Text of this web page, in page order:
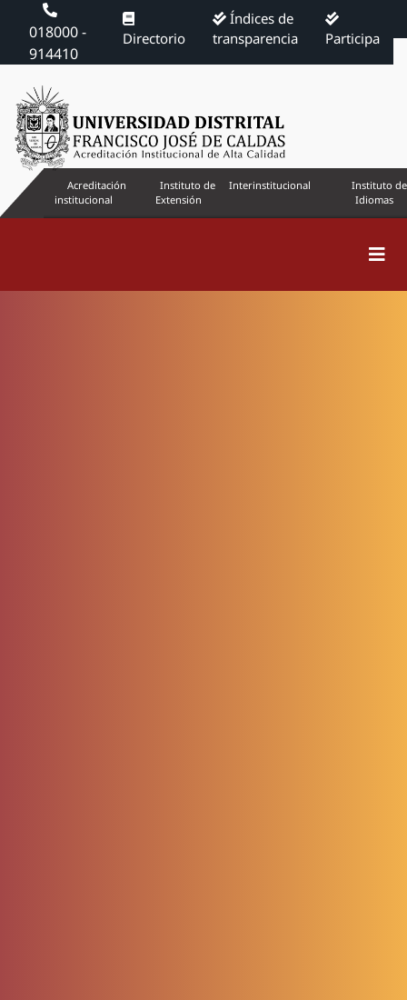
018000 -
914410
Directorio
Índices de
transparencia
Participa
Acreditación
institucional
Instituto de
Extensión
Interinstitucional
Instituto de
Idiomas